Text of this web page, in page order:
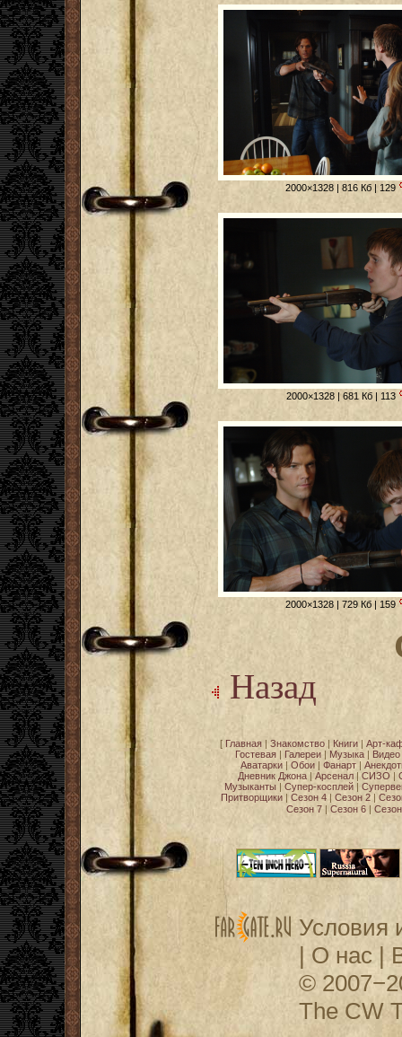
2000×1328 | 816 Кб | 129
2000×1328 | 681 Кб | 113
2000×1328 | 729 Кб | 159
Назад
[ Главная| Знакомство| Книги| Арт-
Гостевая | Галереи | Музыка | Видео
Аватарки | Обои | Фанарт |
Дневник Джона| Арсенал| СИЗО |
Музыканты | Супер-косплей |
Притворщики | Сезон 4 | Сезон 2 |
Сезон 7| Сезон 6|
Условия
| О нас|
©
The CW